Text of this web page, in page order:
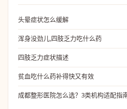
头晕症状怎么缓解
浑身没劲儿,四肢乏力吃什么药
四肢乏力症状描述
贫血吃什么药补得快又有效
成都整形医院怎么选？3类机构适配指